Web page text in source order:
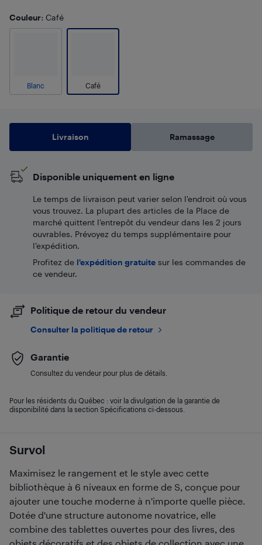
Survol
Maximisez le rangement et le style avec cette
bibliothèque à 6 niveaux en forme de S, conçue pour
ajouter une touche moderne à n'importe quelle pièce.
Dotée d'une structure autonome novatrice, elle
combine des tablettes ouvertes pour des livres, des
Couleur: Café
Blanc Café
Livraison Ramassage
Disponible uniquement en ligne
Le temps de livraison peut varier selon l'endroit où vous
vous trouvez. La plupart des articles de la Place de
marché quittent l’entrepôt du vendeur dans les 2 jours
ouvrables. Prévoyez du temps supplémentaire pour
l’expédition.
Profitez de l'expédition gratuite sur les commandes de
ce vendeur.
Politique de retour du vendeur
Consulter la politique de retour
Garantie
Consultez du vendeur pour plus de détails.
Pour les résidents du Québec : voir la divulgation de la garantie de
disponibilité dans la section Spécifications ci-dessous.